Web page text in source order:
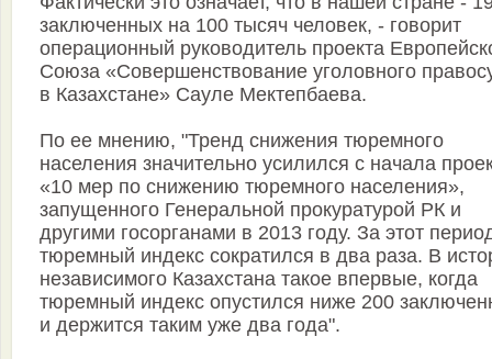
заключенных на 100 тысяч человек, - говорит
операционный руководитель проекта
Союза «Совершенствование уголовного
в Казахстане» Сауле Мектепбаева.
По ее мнению, "Тренд снижения тюремного
населения значительно усилился с начала
«10 мер по снижению тюремного населения»,
запущенного Генеральной прокуратурой РК и
другими госорганами в 2013 году. За этот
тюремный индекс сократился в два раза. В
независимого Казахстана такое впервые, когда
тюремный индекс опустился ниже 200
и держится таким уже два года".